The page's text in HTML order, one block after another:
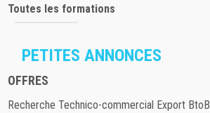
Toutes les formations
PETITES ANNONCES
OFFRES
Recherche Technico-commercial Export BtoB